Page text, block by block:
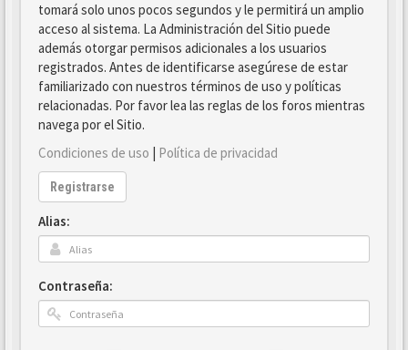
tomará solo unos pocos segundos y le permitirá un amplio
acceso al sistema. La Administración del Sitio puede
además otorgar permisos adicionales a los usuarios
registrados. Antes de identificarse asegúrese de estar
familiarizado con nuestros términos de uso y políticas
relacionadas. Por favor lea las reglas de los foros mientras
navega por el Sitio.
Condiciones de uso | Política de privacidad
Registrarse
Alias:
Contraseña: